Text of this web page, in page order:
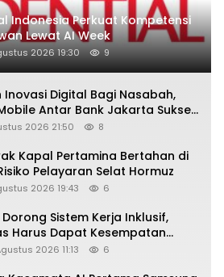
Indonesia Perkuat Kompetensi
Lewat AI Week
2026 19:30 9
Inovasi Digital Bagi Nasabah,
Antar Bank Jakarta Sukses
Excellence Awards 2026
2026 21:50 8
Kapal Pertamina Bertahan di
Pelayaran Selat Hormuz
2026 19:43 6
Sistem Kerja Inklusif,
Harus Dapat Kesempatan
2026 11:13 6